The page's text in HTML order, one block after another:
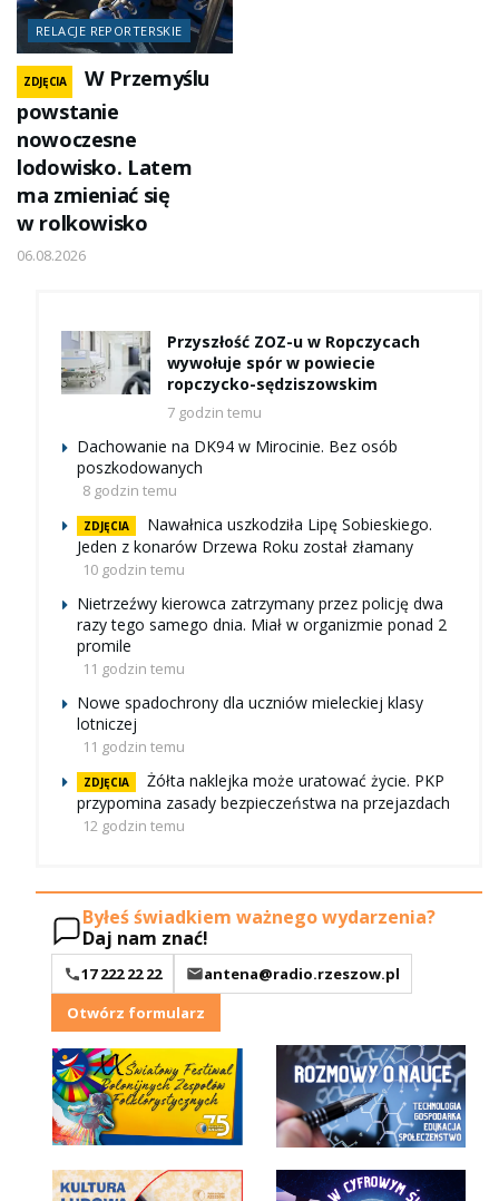
RELACJE REPORTERSKIE
ZDJĘCIA
W Przemyślu
powstanie
nowoczesne
lodowisko. Latem
ma zmieniać się
w rolkowisko
06.08.2026
Przyszłość ZOZ-u w Ropczycach
wywołuje spór w powiecie
ropczycko-sędziszowskim
7 godzin temu
Dachowanie na DK94 w Mirocinie. Bez osób
poszkodowanych
8 godzin temu
ZDJĘCIA
Nawałnica uszkodziła Lipę Sobieskiego.
Jeden z konarów Drzewa Roku został złamany
10 godzin temu
Nietrzeźwy kierowca zatrzymany przez policję dwa
razy tego samego dnia. Miał w organizmie ponad 2
promile
11 godzin temu
Nowe spadochrony dla uczniów mieleckiej klasy
lotniczej
11 godzin temu
ZDJĘCIA
Żółta naklejka może uratować życie. PKP
przypomina zasady bezpieczeństwa na przejazdach
12 godzin temu
Byłeś świadkiem ważnego wydarzenia?
Daj nam znać!
17 222 22 22
antena@radio.rzeszow.pl
Otwórz formularz